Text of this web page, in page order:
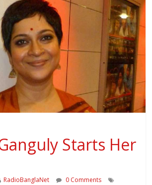
Starts Her
RadioBanglaNet
0 Comments